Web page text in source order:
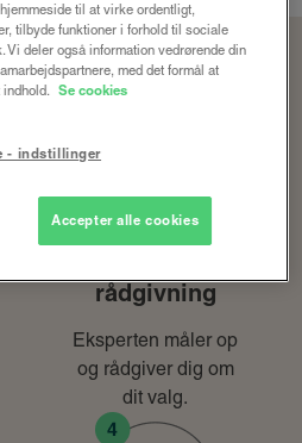
et busbesøg?
Gratis
rådgivning
Eksperten måler op
og rådgiver dig om
dit valg.
til at virke ordentligt,
tilbyde funktioner i forhold til sociale
Vi deler også information vedrørende din
med det formål at
Se cookies
- indstillinger
Accepter alle cookies